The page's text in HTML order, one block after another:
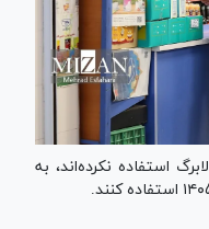
استفاده نکرده‌اند، به